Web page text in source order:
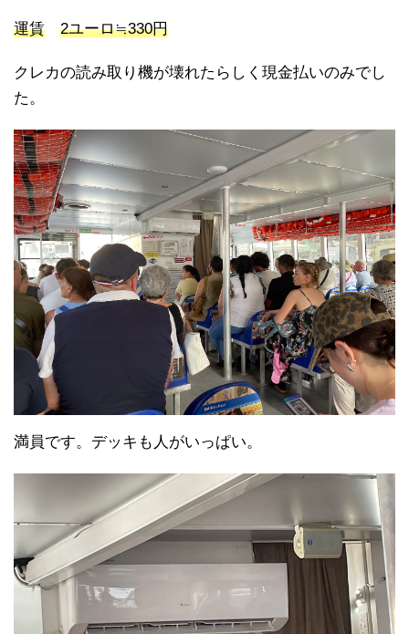
運賃 2ユーロ≒330円
クレカの読み取り機が壊れたらしく現金払いのみでし
た。
満員です。デッキも人がいっぱい。